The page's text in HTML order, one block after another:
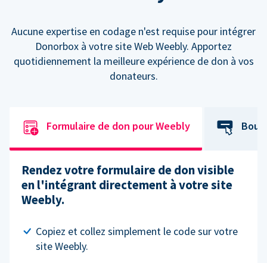
Aucune expertise en codage n'est requise pour intégrer
Donorbox à votre site Web Weebly. Apportez
quotidiennement la meilleure expérience de don à vos
donateurs.
Formulaire de don pour Weebly
Rendez votre formulaire de don visible
en l'intégrant directement à votre site
Weebly.
Copiez et collez simplement le code sur votre
site Weebly.